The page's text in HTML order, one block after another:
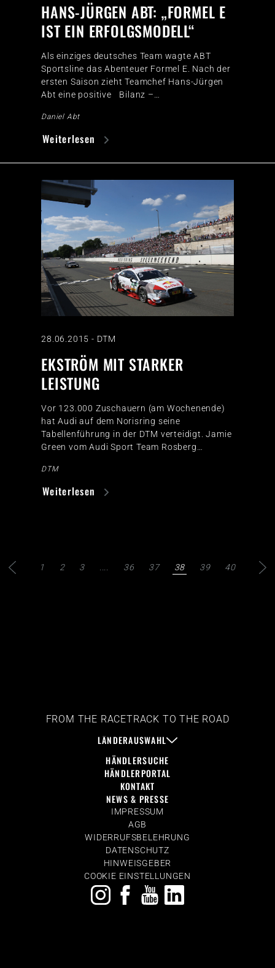
HANS-JÜRGEN ABT: „FORMEL E
IST EIN ERFOLGSMODELL“
Als einziges deutsches Team wagte ABT
Sportsline das Abenteuer Formel E. Nach der
ersten Saison zieht Teamchef Hans-Jürgen
Abt eine positive Bilanz –…
Daniel Abt
Weiterlesen
28.06.2015 - DTM
EKSTRÖM MIT STARKER
LEISTUNG
Vor 123.000 Zuschauern (am Wochenende)
hat Audi auf dem Norisring seine
Tabellenführung in der DTM verteidigt. Jamie
Green vom Audi Sport Team Rosberg…
DTM
Weiterlesen
1 2 3 36 37 38 39 40
FROM THE RACETRACK TO THE ROAD
LÄNDERAUSWAHL
HÄNDLERSUCHE
HÄNDLERPORTAL
KONTAKT
NEWS & PRESSE
IMPRESSUM
AGB
WIDERRUFSBELEHRUNG
DATENSCHUTZ
HINWEISGEBER
COOKIE EINSTELLUNGEN